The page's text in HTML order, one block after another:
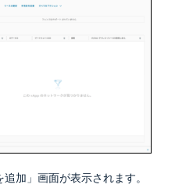
加」画面が表示されます。